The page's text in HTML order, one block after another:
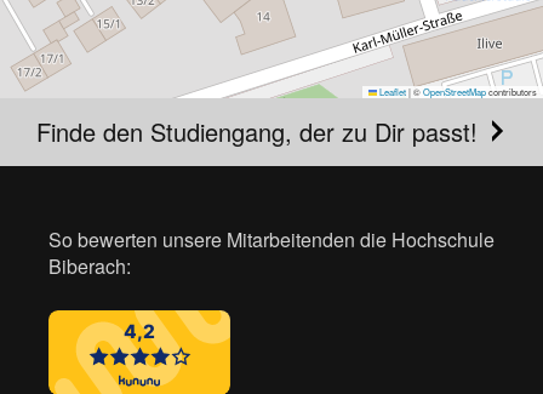
Leaflet|©OpenStreetMapcontributors
Finde den Studiengang, der zu Dir passt!
So bewerten unsere Mitarbeitenden die Hochschule
Biberach: